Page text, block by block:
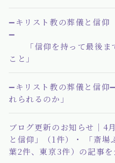
➖キリスト教の葬儀と信仰
「信仰を持って最後ま
こと」
➖キリスト教の葬儀と信
れられるのか」
ブログ更新のお知らせ｜4
と信仰」（1件）・ 「斎
葉2件、東京3件）の記事を